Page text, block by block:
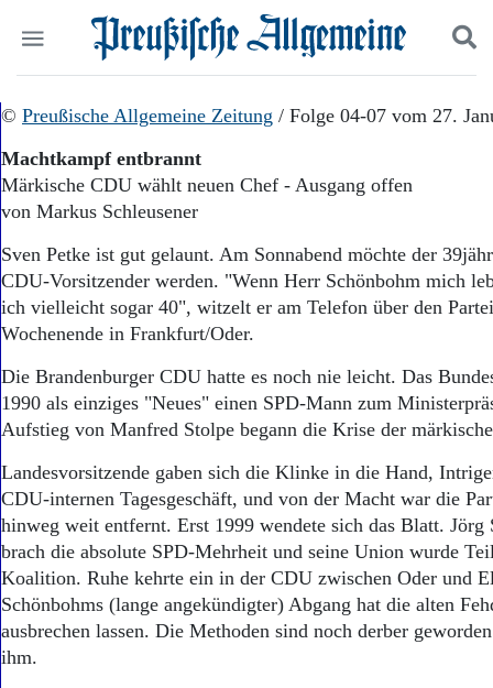
Start
Wer wir sind
Aktuelle Ausgabe
Abonnenten-Login
Abonnent werden
Abo Prämien
Archiv
Mediadaten
Politik
Panorama
Gesellschaft
Geschichte
Ostpreußen
Pommern
Berlin-Brandenburg
Danzig und Westpreußen
Bücher
Suchen und finden
© Preußische Allgemeine Zeitung / Folge 04-07 vom 27.
Machtkampf entbrannt
Märkische CDU wählt neuen Chef - Ausgang offen
von Markus Schleusener
Sven Petke ist gut gelaunt. Am Sonnabend möchte der
CDU-Vorsitzender werden. "Wenn Herr Schönbohm mich
ich vielleicht sogar 40", witzelt er am Telefon über den
Wochenende in Frankfurt/Oder.
Die Brandenburger CDU hatte es noch nie leicht. Das
1990 als einziges "Neues" einen SPD-Mann zum
Aufstieg von Manfred Stolpe begann die Krise der
Landesvorsitzende gaben sich die Klinke in die Hand,
CDU-internen Tagesgeschäft, und von der Macht war die
hinweg weit entfernt. Erst 1999 wendete sich das Blatt. Jörg
brach die absolute SPD-Mehrheit und seine Union wurde
Koalition. Ruhe kehrte ein in der CDU zwischen Oder und
Schönbohms (lange angekündigter) Abgang hat die alten
ausbrechen lassen. Die Methoden sind noch derber
ihm.